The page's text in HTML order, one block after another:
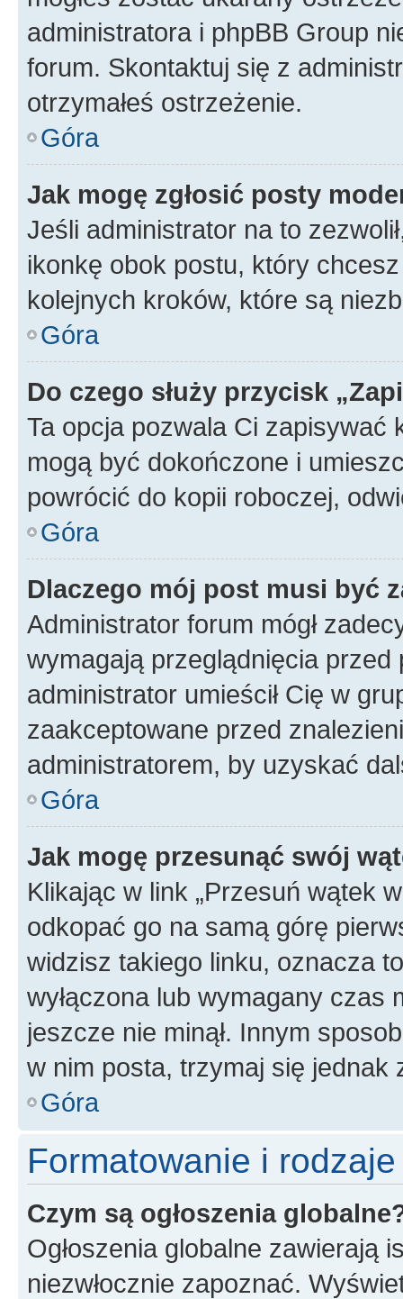
administratora i phpBB Group
forum. Skontaktuj się z
otrzymałeś ostrzeżenie.
Góra
Jak mogę zgłosić posty
Jeśli administrator na to
ikonkę obok postu, który
kolejnych kroków, które są
Góra
Do czego służy przycisk
Ta opcja pozwala Ci zapisywać
mogą być dokończone i
powrócić do kopii roboczej,
Góra
Dlaczego mój post musi być
Administrator forum mógł
wymagają przeglądnięcia
administrator umieścił Cię w
zaakceptowane przed
administratorem, by uzyskać
Góra
Jak mogę przesunąć swój
Klikając w link „Przesuń wątek
odkopać go na samą górę
widzisz takiego linku, oznacza
wyłączona lub wymagany czas
jeszcze nie minął. Innym
w nim posta, trzymaj się jednak
Góra
Formatowanie i
Czym są ogłoszenia
Ogłoszenia globalne zawierają
niezwłocznie zapoznać.